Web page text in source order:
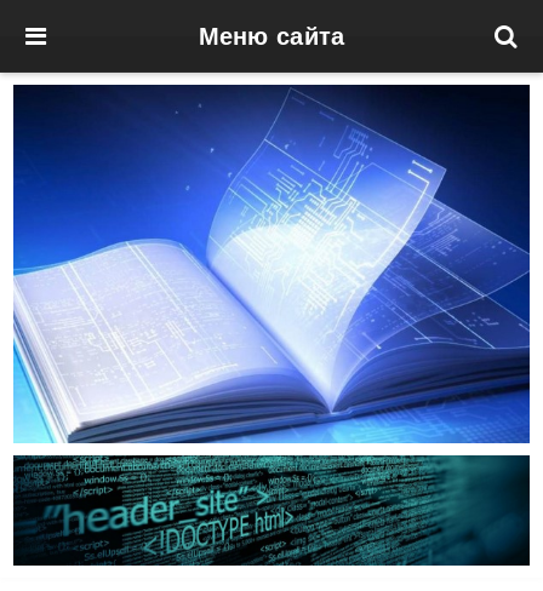
Меню сайта